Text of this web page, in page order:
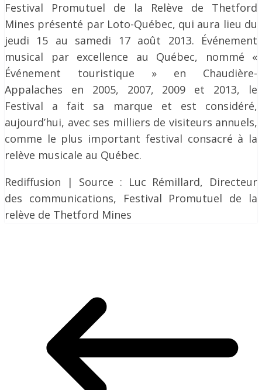
Festival Promutuel de la Relève de Thetford
Mines présenté par Loto-Québec, qui aura lieu du
jeudi 15 au samedi 17 août 2013. Événement
musical par excellence au Québec, nommé «
Événement touristique » en Chaudière-
Appalaches en 2005, 2007, 2009 et 2013, le
Festival a fait sa marque et est considéré,
aujourd’hui, avec ses milliers de visiteurs annuels,
comme le plus important festival consacré à la
relève musicale au Québec.
Rediffusion | Source : Luc Rémillard, Directeur
des communications, Festival Promutuel de la
relève de Thetford Mines